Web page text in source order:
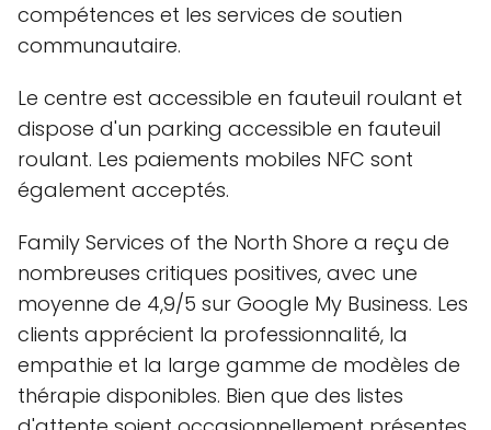
compétences et les services de soutien
communautaire.
Le centre est accessible en fauteuil roulant et
dispose d'un parking accessible en fauteuil
roulant. Les paiements mobiles NFC sont
également acceptés.
Family Services of the North Shore a reçu de
nombreuses critiques positives, avec une
moyenne de 4,9/5 sur Google My Business. Les
clients apprécient la professionnalité, la
empathie et la large gamme de modèles de
thérapie disponibles. Bien que des listes